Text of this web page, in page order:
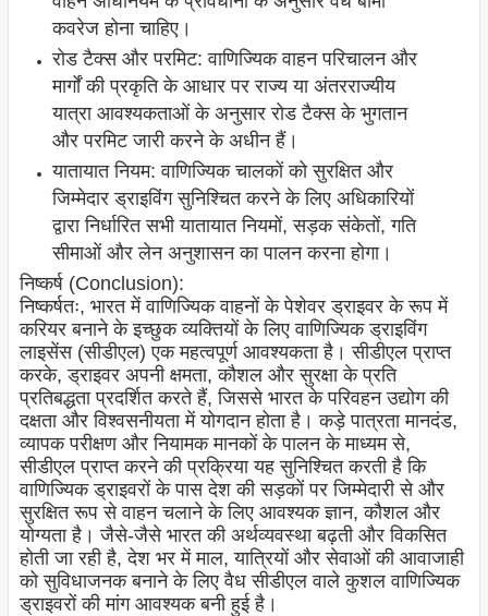
कवरेज होना चाहिए।
रोड टैक्स और परमिट: वाणिज्यिक वाहन परिचालन और
मार्गों की प्रकृति के आधार पर राज्य या अंतरराज्यीय
यात्रा आवश्यकताओं के अनुसार रोड टैक्स के भुगतान
और परमिट जारी करने के अधीन हैं।
यातायात नियम: वाणिज्यिक चालकों को सुरक्षित और
जिम्मेदार ड्राइविंग सुनिश्चित करने के लिए अधिकारियों
द्वारा निर्धारित सभी यातायात नियमों, सड़क संकेतों, गति
सीमाओं और लेन अनुशासन का पालन करना होगा।
निष्कर्ष (Conclusion):
निष्कर्षतः, भारत में वाणिज्यिक वाहनों के पेशेवर ड्राइवर के रूप में
करियर बनाने के इच्छुक व्यक्तियों के लिए वाणिज्यिक ड्राइविंग
लाइसेंस (सीडीएल) एक महत्वपूर्ण आवश्यकता है। सीडीएल प्राप्त
करके, ड्राइवर अपनी क्षमता, कौशल और सुरक्षा के प्रति
प्रतिबद्धता प्रदर्शित करते हैं, जिससे भारत के परिवहन उद्योग की
दक्षता और विश्वसनीयता में योगदान होता है। कड़े पात्रता मानदंड,
व्यापक परीक्षण और नियामक मानकों के पालन के माध्यम से,
सीडीएल प्राप्त करने की प्रक्रिया यह सुनिश्चित करती है कि
वाणिज्यिक ड्राइवरों के पास देश की सड़कों पर जिम्मेदारी से और
सुरक्षित रूप से वाहन चलाने के लिए आवश्यक ज्ञान, कौशल और
योग्यता है। जैसे-जैसे भारत की अर्थव्यवस्था बढ़ती और विकसित
होती जा रही है, देश भर में माल, यात्रियों और सेवाओं की आवाजाही
को सुविधाजनक बनाने के लिए वैध सीडीएल वाले कुशल वाणिज्यिक
ड्राइवरों की मांग आवश्यक बनी हुई है।